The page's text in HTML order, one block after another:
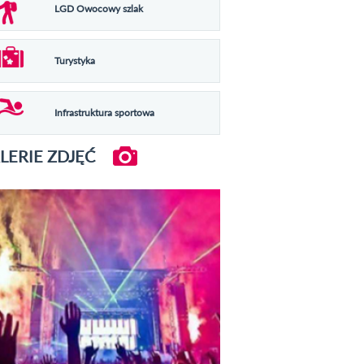
LGD Owocowy szlak
Turystyka
Infrastruktura sportowa
ZDJĘĆ